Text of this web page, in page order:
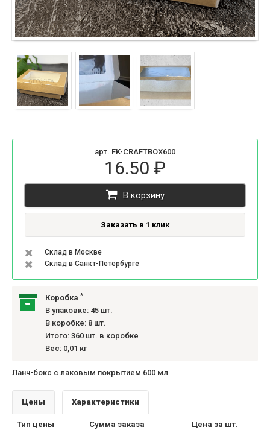
арт. FK-CRAFTBOX600
16.50 ₽
В корзину
Заказать в 1 клик
Склад в Москве
Склад в Санкт-Петербурге
Коробка *
В упаковке: 45 шт.
В коробке: 8 шт.
Итого: 360 шт. в коробке
Вес: 0,01 кг
Ланч-бокс с лаковым покрытием 600 мл
Цены Характеристики
Тип цены Сумма заказа Цена за шт.